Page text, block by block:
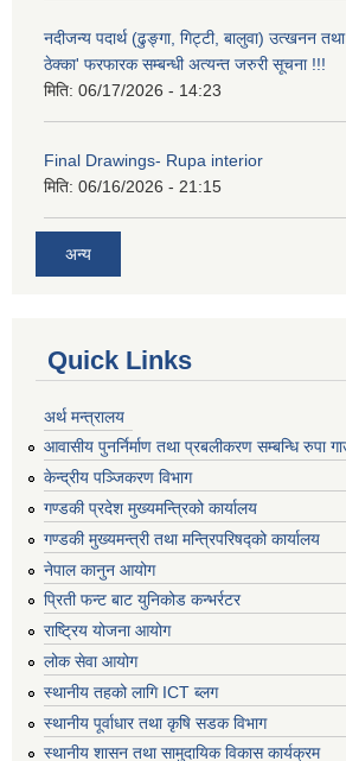
नदीजन्य पदार्थ (ढुङ्गा, गिट्टी, बालुवा) उत्खनन
ठेक्का' फरफारक सम्बन्धी अत्यन्त जरुरी सूचना !!!
मिति: 06/17/2026 - 14:23
Final Drawings- Rupa interior
मिति: 06/16/2026 - 21:15
अन्य
Quick Links
अर्थ मन्त्रालय
आवासीय पुनर्निर्माण तथा प्रबलीकरण सम्बन्धि रुपा
केन्द्रीय पञ्जिकरण विभाग
गण्डकी प्रदेश मुख्यमन्त्रिको कार्यालय
गण्डकी मुख्यमन्त्री तथा मन्त्रिपरिषद्को कार्यालय
नेपाल कानुन आयोग
प्रिती फन्ट बाट युनिकोड कन्भर्रटर
राष्ट्रिय योजना आयोग
लोक सेवा आयोग
स्थानीय तहको लागि ICT ब्लग
स्थानीय पूर्वाधार तथा कृषि सडक विभाग
स्थानीय शासन तथा सामुदायिक विकास कार्यक्रम